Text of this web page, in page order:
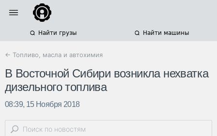
Найти грузы Найти машины
← Топливо, масла и автохимия
В Восточной Сибири возникла нехватка
дизельного топлива
08:39, 15 Ноября 2018